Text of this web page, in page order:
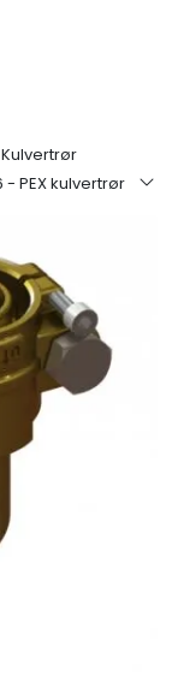
Kulvertrør
PEX kulvertrør